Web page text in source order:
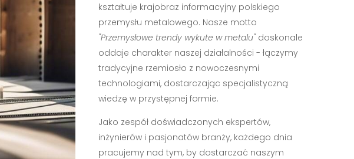
kształtuje krajobraz informacyjny polskiego
przemysłu metalowego. Nasze motto
"Przemysłowe trendy wykute w metalu"doskonale
oddaje charakter naszej działalności - łączymy
tradycyjne rzemiosło z nowoczesnymi
technologiami, dostarczając specjalistyczną
wiedzę w przystępnej formie.
Jako zespół doświadczonych ekspertów,
inżynierów i pasjonatów branży, każdego dnia
pracujemy nad tym, by dostarczać naszym